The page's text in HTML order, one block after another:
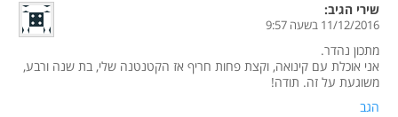
שירי הגיב:
11/12/2016 בשעה 9:57
מתכון נהדר.
אני אוכלת עם קינואה, וקצת פחות חריף אז הקטנטנה שלי, בת שנה ורבע,
משוגעת על זה. תודה!
הגב